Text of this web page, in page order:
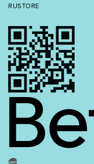
RUSTORE